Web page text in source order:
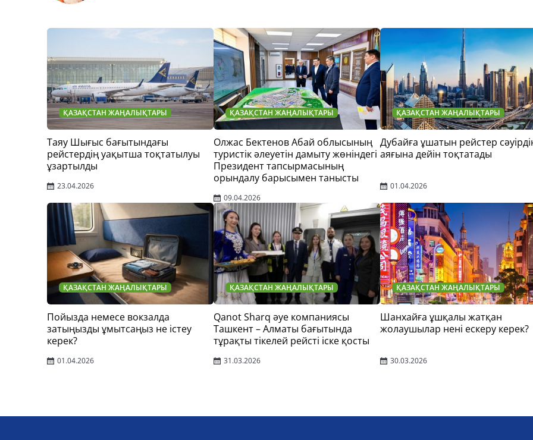
ҚАЗАҚСТАН ЖАҢАЛЫҚТАРЫ
Таяу Шығыс бағытындағы
рейстердің уақытша тоқтатылуы
ұзартылды
23.04.2026
ҚАЗАҚСТАН ЖАҢАЛЫҚТАРЫ
Олжас Бектенов Абай облысының
туристік әлеуетін дамыту жөніндегі
Президент тапсырмасының
орындалу барысымен танысты
09.04.2026
ҚАЗАҚСТАН ЖАҢАЛЫҚТАРЫ
Дубайға ұшатын рейстер
аяғына дейін тоқтатады
01.04.2026
ҚАЗАҚСТАН ЖАҢАЛЫҚТАРЫ
Пойызда немесе вокзалда
затыңызды ұмытсаңыз не істеу
керек?
01.04.2026
ҚАЗАҚСТАН ЖАҢАЛЫҚТАРЫ
Qanot Sharq әуе компаниясы
Ташкент – Алматы бағытында
тұрақты тікелей рейсті іске қосты
31.03.2026
ҚАЗАҚСТАН ЖАҢАЛЫҚТАРЫ
Шанхайға ұшқалы жатқан
жолаушылар нені ескеру керек?
30.03.2026